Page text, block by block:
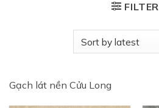
FILTER
Gạch lát nền Cửu Long